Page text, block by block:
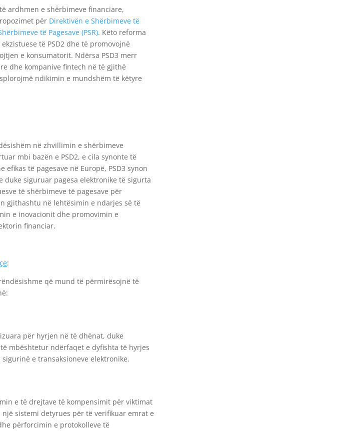
ardhmen e shërbimeve financiare,
për Direktivën e Shërbimeve të
të Pagesave (PSR). Këto reforma
të PSD2 dhe të promovojnë
e konsumatorit. Ndërsa PSD3 merr
dhe kompanive fintech në të gjithë
ndikimin e mundshëm të këtyre
në zhvillimin e shërbimeve
mbi bazën e PSD2, e cila synonte të
të pagesave në Europë, PSD3 synon
siguruar pagesa elektronike të sigurta
të shërbimeve të pagesave për
gjithashtu në lehtësimin e ndarjes së të
e inovacionit dhe promovimin e
financiar.
:
që mund të përmirësojnë të
për hyrjen në të dhënat, duke
mbështetur ndërfaqet e dyfishta të hyrjes
e transaksioneve elektronike.
e të drejtave të kompensimit për viktimat
sistemi detyrues për të verifikuar emrat e
përforcimin e protokolleve të